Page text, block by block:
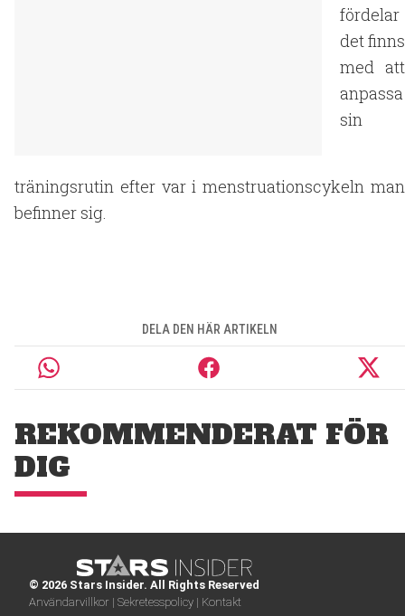
fördelar
det finns
med att
anpassa
sin
träningsrutin efter var i menstruationscykeln man
befinner sig.
DELA DEN HÄR ARTIKELN
REKOMMENDERAT FÖR
DIG
© 2026 Stars Insider. All Rights Reserved
Användarvillkor | Sekretesspolicy | Kontakt